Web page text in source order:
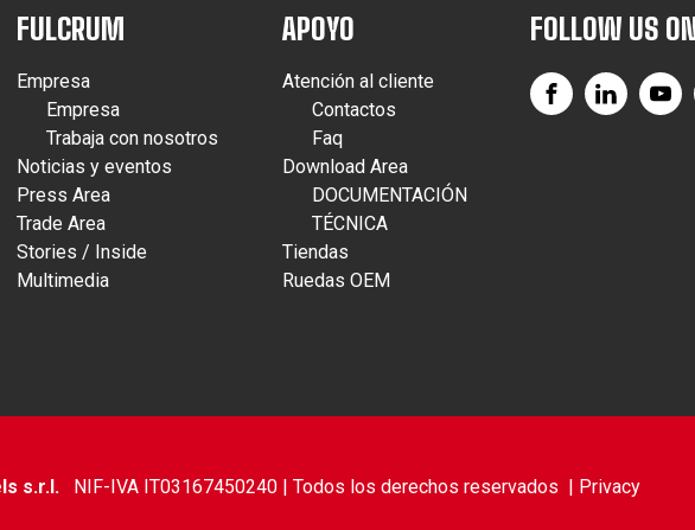
FULCRUM
Empresa
Empresa
Trabaja con nosotros
Noticias y eventos
Press Area
Trade Area
Stories / Inside
Multimedia
APOYO
Atención al cliente
Contactos
Faq
Download Area
DOCUMENTACIÓN
TÉCNICA
Tiendas
Ruedas OEM
FOLLOW US ON
s.r.l.NIF-IVA IT03167450240 | Todos los derechos reservados | Privacy